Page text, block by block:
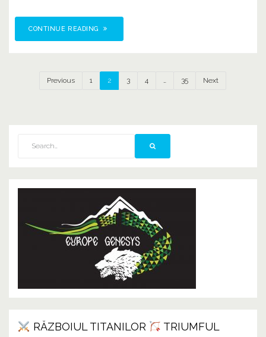
CONTINUE READING
Previous 1 2 3 4 … 35 Next
RĂZBOIUL TITANILOR
TRIUMFUL